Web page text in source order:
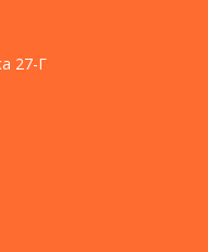
27-Г